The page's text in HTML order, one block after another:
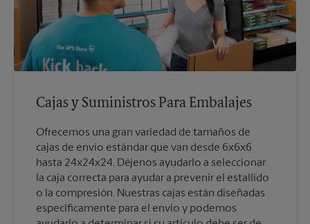
Cajas y Suministros Para Embalajes
Ofrecemos una gran variedad de tamaños de
cajas de envío estándar que van desde 6x6x6
hasta 24x24x24. Déjenos ayudarlo a seleccionar
la caja correcta para ayudar a prevenir el estallido
o la compresión. Nuestras cajas están diseñadas
específicamente para el envío y podemos